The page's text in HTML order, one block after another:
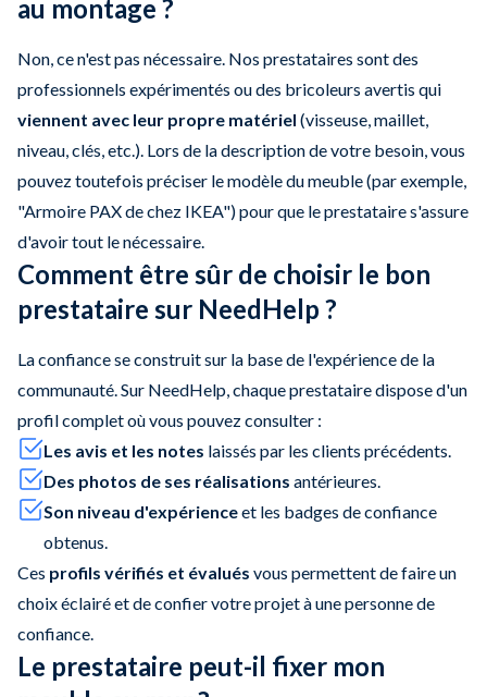
au montage ?
Non, ce n'est pas nécessaire. Nos prestataires sont des
professionnels expérimentés ou des bricoleurs avertis qui
viennent avec leur propre matériel (visseuse, maillet,
niveau, clés, etc.). Lors de la description de votre besoin, vous
pouvez toutefois préciser le modèle du meuble (par exemple,
"Armoire PAX de chez IKEA") pour que le prestataire s'assure
d'avoir tout le nécessaire.
Comment être sûr de choisir le bon
prestataire sur NeedHelp ?
La confiance se construit sur la base de l'expérience de la
communauté. Sur NeedHelp, chaque prestataire dispose d'un
profil complet où vous pouvez consulter :
Les avis et les notes laissés par les clients précédents.
Des photos de ses réalisations antérieures.
Son niveau d'expérienceet les badges de confiance
obtenus.
Ces profils vérifiés et évalués vous permettent de faire un
choix éclairé et de confier votre projet à une personne de
confiance.
Le prestataire peut-il fixer mon